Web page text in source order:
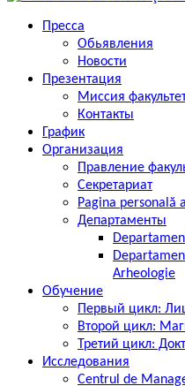
Пресса
Обьявления
Новости
Презентация
Миссия
Контакты
График
Организация
Правление
Секретариат
Pagina personală
Департаменты
Arheologie
Обучение
Первый цикл:
Второй цикл:
Третий цикл:
Исследования
Centrul de